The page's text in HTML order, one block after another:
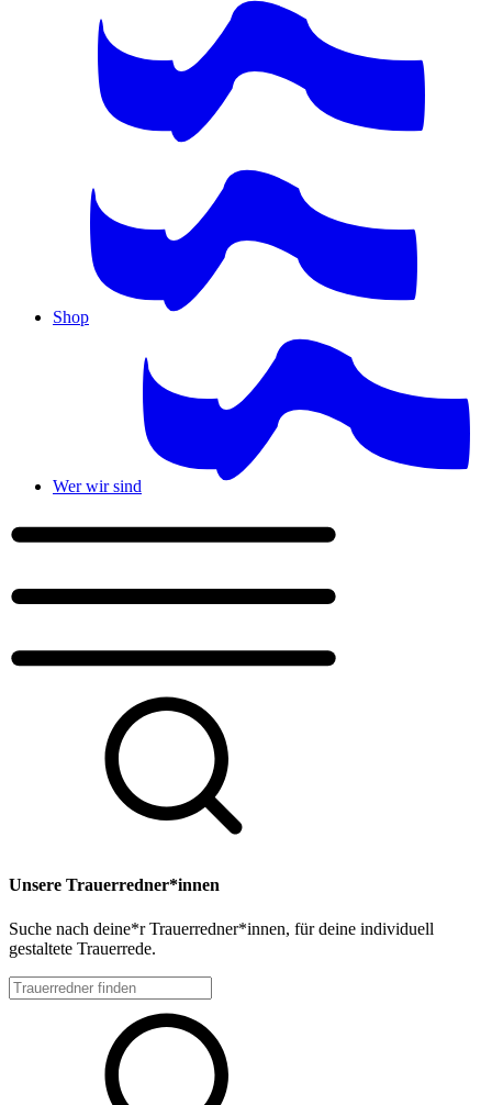
Shop
Wer wir sind
Unsere Trauerredner*innen
Suche nach deine*r Trauerredner*innen, für deine individuell
gestaltete Trauerrede.